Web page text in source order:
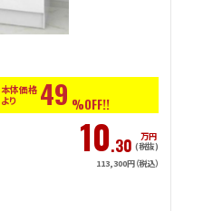
本体価格
より
49 %OFF!!
10.30 万円
(税抜)
113,300円（税込）